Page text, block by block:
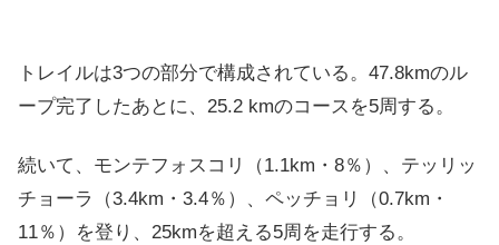
トレイルは3つの部分で構成されている。47.8kmのル
ープ完了したあとに、25.2 kmのコースを5周する。
続いて、モンテフォスコリ（1.1km・8％）、テッリッ
チョーラ（3.4km・3.4％）、ペッチョリ（0.7km・
11％）を登り、25kmを超える5周を走行する。